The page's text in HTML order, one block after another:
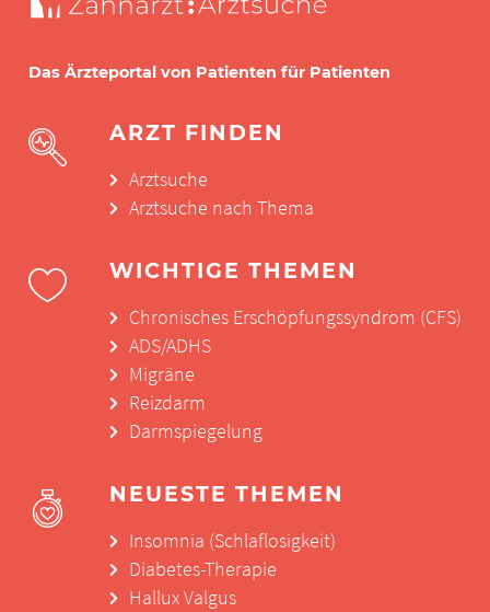
Das Ärzteportal von Patienten für Patienten
ARZT FINDEN
Arztsuche
Arztsuche nach Thema
WICHTIGE THEMEN
Chronisches Erschöpfungssyndrom (CFS)
ADS/ADHS
Migräne
Reizdarm
Darmspiegelung
NEUESTE THEMEN
Insomnia (Schlaflosigkeit)
Diabetes-Therapie
Hallux Valgus